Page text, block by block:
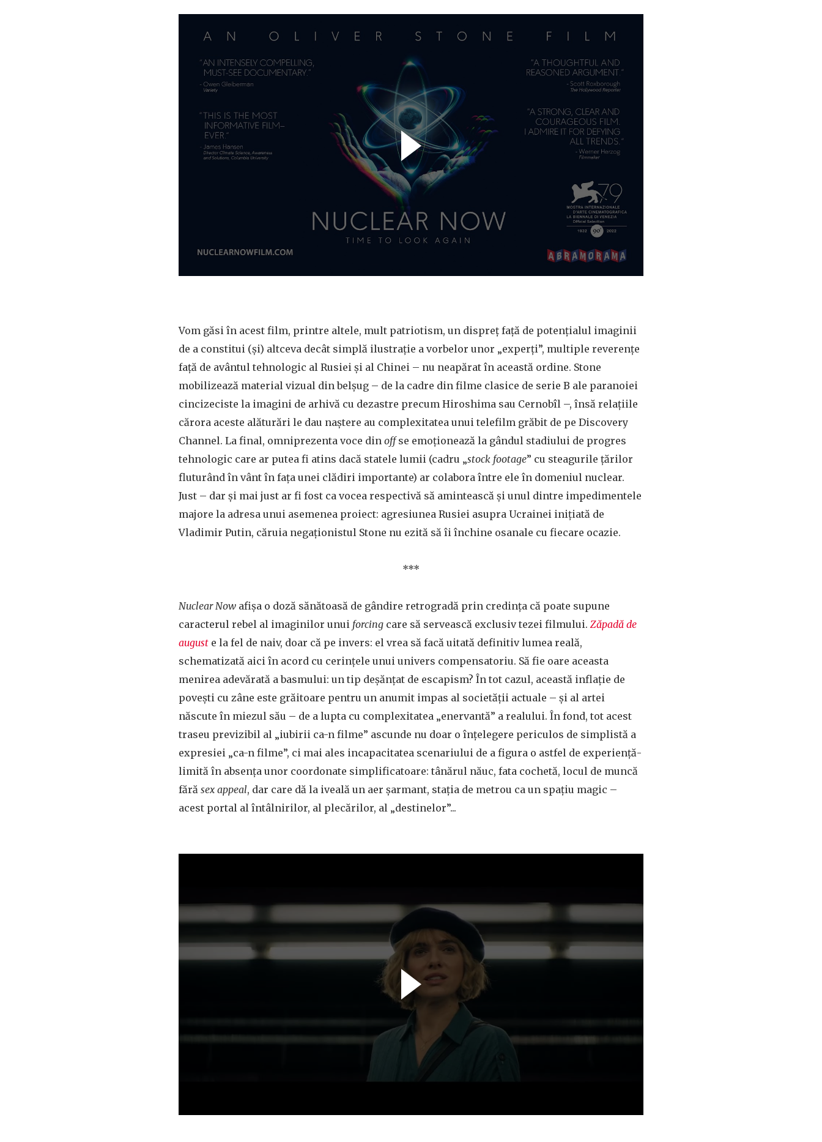
Vom găsi în acest film, printre altele, mult patriotism, un dispreț față de potențialul imaginii
de a constitui (și) altceva decât simplă ilustrație a vorbelor unor „experți”, multiple reverențe
față de avântul tehnologic al Rusiei și al Chinei – nu neapărat în această ordine. Stone
mobilizează material vizual din belșug – de la cadre din filme clasice de serie B ale paranoiei
cincizeciste la imagini de arhivă cu dezastre precum Hiroshima sau Cernobîl –, însă relațiile
cărora aceste alăturări le dau naștere au complexitatea unui telefilm grăbit de pe Discovery
Channel. La final, omniprezenta voce din offse emoționează la gândul stadiului de progres
tehnologic care ar putea fi atins dacă statele lumii (cadru „stock footage” cu steagurile țărilor
fluturând în vânt în fața unei clădiri importante) ar colabora între ele în domeniul nuclear.
Just – dar și mai just ar fi fost ca vocea respectivă să amintească și unul dintre impedimentele
majore la adresa unui asemenea proiect: agresiunea Rusiei asupra Ucrainei inițiată de
Vladimir Putin, căruia negaționistul Stone nu ezită să îi închine osanale cu fiecare ocazie.
***
Nuclear Now afișa o doză sănătoasă de gândire retrogradă prin credința că poate supune
caracterul rebel al imaginilor unui forcing care să servească exclusiv tezei filmului. Zăpadă de
august e la fel de naiv, doar că pe invers: el vrea să facă uitată definitiv lumea reală,
schematizată aici în acord cu cerințele unui univers compensatoriu. Să fie oare aceasta
menirea adevărată a basmului: un tip deșănțat de escapism? În tot cazul, această inflație de
povești cu zâne este grăitoare pentru un anumit impas al societății actuale – și al artei
născute în miezul său – de a lupta cu complexitatea „enervantă” a realului. În fond, tot acest
traseu previzibil al „iubirii ca-n filme” ascunde nu doar o înțelegere periculos de simplistă a
expresiei „ca-n filme”, ci mai ales incapacitatea scenariului de a figura o astfel de experiență-
limită în absența unor coordonate simplificatoare: tânărul năuc, fata cochetă, locul de muncă
fără sex appeal, dar care dă la iveală un aer șarmant, stația de metrou ca un spațiu magic –
acest portal al întâlnirilor, al plecărilor, al „destinelor”...